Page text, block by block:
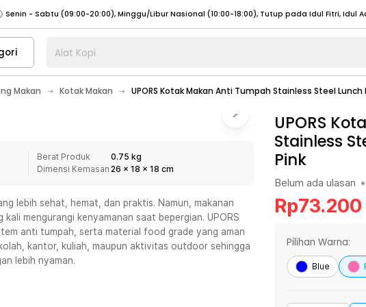
Senin - Jumat (07:00 - 20:00), Sabtu - Minggu (08:00 - 20:00), Tutup pada Idul Fitri
- Jumat (08:00 - 20:00), Sabtu - Minggu/ Libur Nasional (08:00 - 17:00) Selengkapnya
- Jumat (08:00 - 20:00), Sabtu - Minggu/ Libur Nasional (08:00 - 17:00) Selengkapnya
Senin - Sabtu (09:00-20:00), Minggu/Libur Nasional (12:00-20:00), Tutup pada Idul Fitri
Senin - Sabtu (09:00-20:00), Minggu/Libur Nasional (12:00-20:00), Tutup pada Idul Fitri
Senin - Jumat (07:00 - 20:00), Sabtu - Minggu (08:00 - 20:00), Tutup pada Idul Fitri
- Jumat (08:00 - 20:00), Sabtu - Minggu/ Libur Nasional (08:00 - 17:00) Selengkapnya
Alat Kopi
Makan Kotak Makan UPORS Kotak Makan Anti Tumpah Stainless Steel Lunch
Berat Produk
0.75 kg
Dimensi Kemasan 26 x 18 x 18 cm
lebih sehat, hemat, dan praktis. Namun, makanan
mengurangi kenyamanan saat bepergian. UPORS
anti tumpah, serta material food grade yang aman
kantor, kuliah, maupun aktivitas outdoor sehingga
lebih nyaman.
UPORS
Stainless
Pink
Belum ada ulasan •
Rp73.200
Pilihan Warna:
Blue